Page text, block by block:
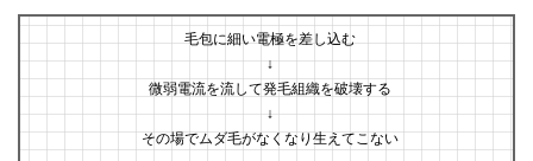
毛包に細い電極を差し込む
↓
微弱電流を流して発毛組織を破壊する
↓
その場でムダ毛がなくなり生えてこない